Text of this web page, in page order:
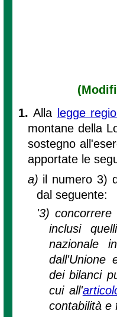
1.Alla legge
montane della
sostegno
apportate le
a) il numero 3)
dal seguente:
'3)
inclusi
nazionale
dall'Unione
dei bilanci
cui all'
contabilità e